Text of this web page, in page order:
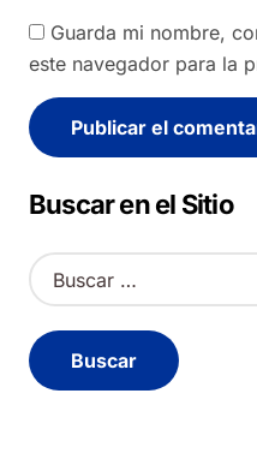
Guarda mi nombre,
este navegador para la
Alternative:
Buscar en el Sitio
B
u
c
a